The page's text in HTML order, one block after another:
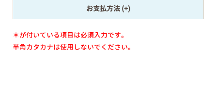
お支払方法
＊が付いている項目は必須入力です。
半角カタカナは使用しないでください。